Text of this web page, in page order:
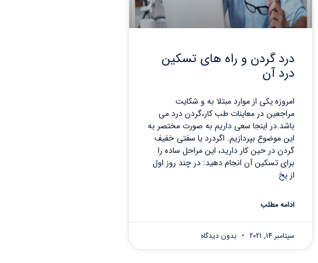
درد گردن و راه های تسکین
درد آن
امروزه یکی از موارد مبتلا به و شکایت
مراجعین در معاینات طب کار،گردن درد می
باشد.در اینجا سعی داریم به صورت مختصر به
این موضوع بپردازیم. اگردرد یا سفتی خفیف
گردن در حین کار دارید، این مراحل ساده را
برای تسکین آن انجام دهید: در چند روز اول
از یخ
ادامه مطلب
سپتامبر 14, 2021 بدون دیدگاه